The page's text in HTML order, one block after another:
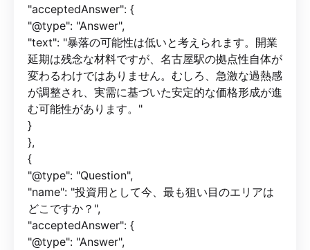
"acceptedAnswer": {
"@type": "Answer",
"text": "暴落の可能性は低いと考えられます。開業
延期は残念な材料ですが、名古屋駅の拠点性自体が
変わるわけではありません。むしろ、急激な過熱感
が調整され、実需に基づいた安定的な価格形成が進
む可能性があります。"
}
},
{
"@type": "Question",
"name": "投資用として今、最も狙い目のエリアは
どこですか？",
"acceptedAnswer": {
"@type": "Answer",